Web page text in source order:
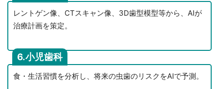
レントゲン像、CTスキャン像、3D歯型模型等から、AIが
治療計画を策定。
6.小児歯科
食・生活習慣を分析し、将来の虫歯のリスクをAIで予測。